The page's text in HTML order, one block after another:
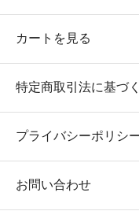
カートを見る
特定商取引法に基づ
プライバシーポリシ
お問い合わせ